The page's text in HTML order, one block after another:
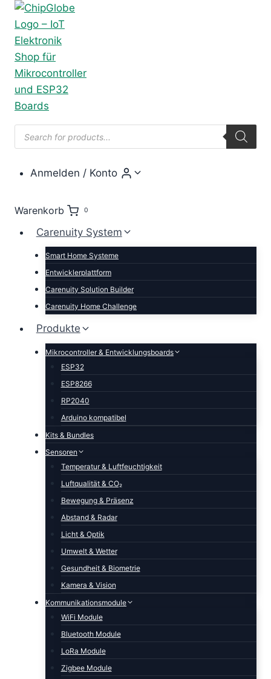
Zum
Inhalt
springen
Products
search
Anmelden / Konto
Warenkorb 0
Carenuity System
Smart Home Systeme
Entwicklerplattform
Carenuity Solution Builder
Carenuity Home Challenge
Produkte
Mikrocontroller & Entwicklungsboards
ESP32
ESP8266
RP2040
Arduino kompatibel
Kits & Bundles
Sensoren
Temperatur & Luftfeuchtigkeit
Luftqualität & CO₂
Bewegung & Präsenz
Abstand & Radar
Licht & Optik
Umwelt & Wetter
Gesundheit & Biometrie
Kamera & Vision
Kommunikationsmodule
WiFi Module
Bluetooth Module
LoRa Module
Zigbee Module